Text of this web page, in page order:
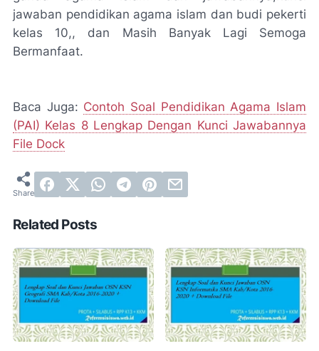
jawaban pendidikan agama islam dan budi pekerti
kelas 10,, dan Masih Banyak Lagi Semoga
Bermanfaat.
Baca Juga: Contoh Soal Pendidikan Agama Islam
(PAI) Kelas 8 Lengkap Dengan Kunci Jawabannya
File Dock
Related Posts